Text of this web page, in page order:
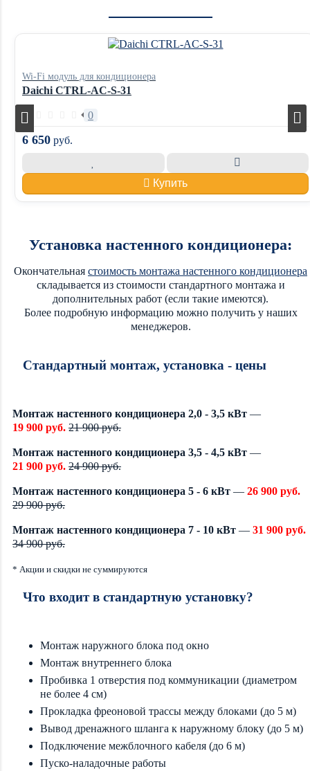
Wi-Fi модуль для кондиционера
Daichi CTRL-AC-S-31
0
6 650 руб.
Купить
Установка настенного кондиционера:
Окончательная стоимость монтажа настенного кондиционера
складывается из стоимости стандартного монтажа и
дополнительных работ (если такие имеются).
Более подробную информацию можно получить у наших
менеджеров.
Стандартный монтаж, установка - цены
Монтаж настенного кондиционера 2,0 - 3,5 кВт —
19 900 руб. 21 900 руб.
Монтаж настенного кондиционера 3,5 - 4,5 кВт —
21 900 руб. 24 900 руб.
Монтаж настенного кондиционера 5 - 6 кВт — 26 900 руб.
29 900 руб.
Монтаж настенного кондиционера 7 - 10 кВт — 31 900 руб.
34 900 руб.
* Акции и скидки не суммируются
Что входит в стандартную установку?
Монтаж наружного блока под окно
Монтаж внутреннего блока
Пробивка 1 отверстия под коммуникации (диаметром
не более 4 см)
Прокладка фреоновой трассы между блоками (до 5 м)
Вывод дренажного шланга к наружному блоку (до 5 м)
Подключение межблочного кабеля (до 6 м)
Пуско-наладочные работы